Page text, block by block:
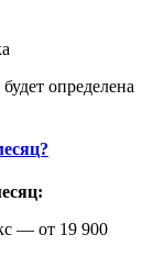
определена
— от 19 900